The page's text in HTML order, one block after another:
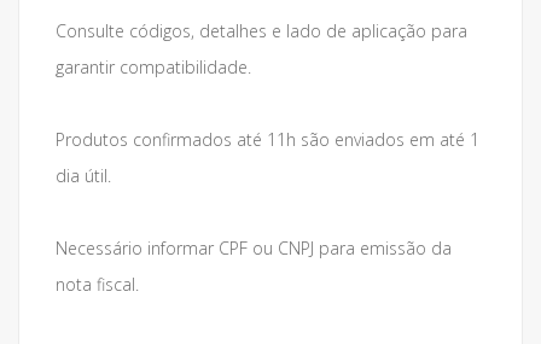
Consulte códigos, detalhes e lado de aplicação para
garantir compatibilidade.
Produtos confirmados até 11h são enviados em até 1
dia útil.
Necessário informar CPF ou CNPJ para emissão da
nota fiscal.